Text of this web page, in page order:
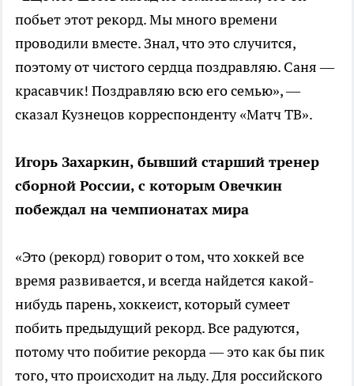
побьет этот рекорд. Мы много времени
проводили вместе. Знал, что это случится,
поэтому от чистого сердца поздравляю. Саня —
красавчик! Поздравляю всю его семью», —
сказал Кузнецов корреспонденту «Матч ТВ».
Игорь Захаркин, бывший старший тренер
сборной России, с которым Овечкин
побеждал на чемпионатах мира
«Это (рекорд) говорит о том, что хоккей все
время развивается, и всегда найдется какой-
нибудь парень, хоккеист, который сумеет
побить предыдущий рекорд. Все радуются,
потому что побитие рекорда — это как бы пик
того, что происходит на льду. Для российского